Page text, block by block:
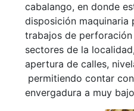
cabalango, en donde
disposición maquinaria
trabajos de
sectores de la
apertura de calles,
permitiendo contar
envergadura a muy